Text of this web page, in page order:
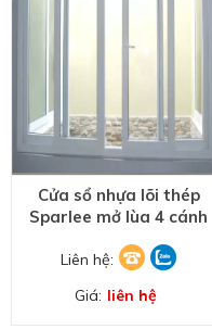
Cửa sổ nhựa lõi thép
Sparlee mở lùa 4 cánh
Liên hệ:
Giá: liên hệ